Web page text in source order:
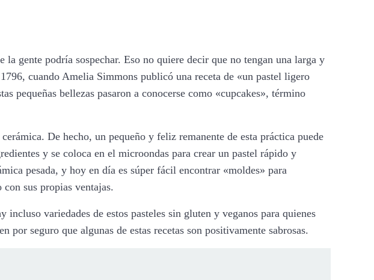
gente podría sospechar. Eso no quiere decir que no tengan una larga y
cuando Amelia Simmons publicó una receta de «un pastel ligero
pequeñas bellezas pasaron a conocerse como «cupcakes», término
De hecho, un pequeño y feliz remanente de esta práctica puede
y se coloca en el microondas para crear un pastel rápido y
pesada, y hoy en día es súper fácil encontrar «moldes» para
sus propias ventajas.
variedades de estos pasteles sin gluten y veganos para quienes
seguro que algunas de estas recetas son positivamente sabrosas.